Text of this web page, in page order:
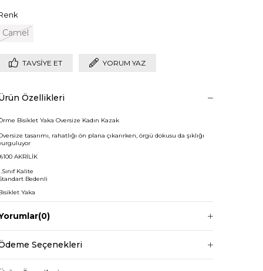
Camel
TAVSIYE ET YORUM YAZ
Özellikleri
Bisiklet Yaka Oversize Kadın Kazak
tasarımı, rahatlığı ön plana çıkarırken, örgü dokusu da şıklığı
AKRİLİK
Kalite
Bedenli
Yaka
Kazak boy: 68cm
bel: 120cm
ölçüleri ise;
(0)
Seçenekleri